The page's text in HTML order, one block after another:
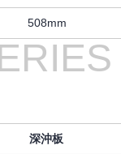
508mm
深沖板